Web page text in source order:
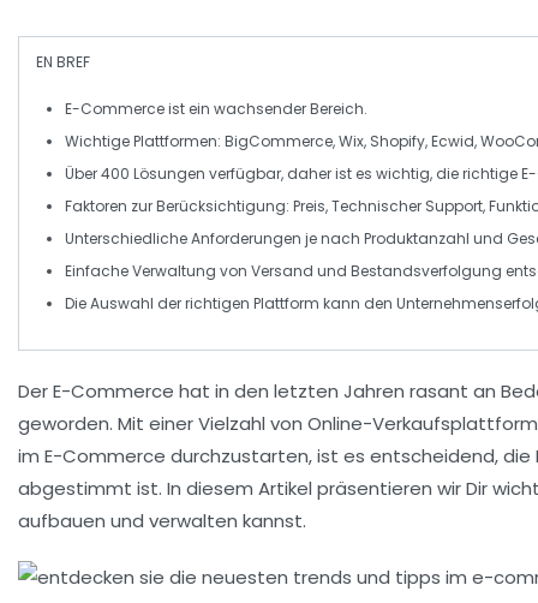
EN BREF
E-Commerceist ein wachsender Bereich.
Wichtige Plattformen: BigCommerce,Wix, Shopify,Ecwid,
Über 400 Lösungen verfügbar, daher ist es wichtig, die richtige
Faktoren zur Berücksichtigung: Preis,Technischer Support,
Unterschiedliche Anforderungen je nach Produktanzahl und
Einfache Verwaltung von Versand und Bestandsverfolgung
Die Auswahl derrichtigen Plattform kann den
DerE-Commerce hat in den letzten Jahren rasant an
geworden. Mit einer Vielzahl von Online-
im E-Commerce durchzustarten, ist es entscheidend,
abgestimmt ist. In diesem Artikel präsentieren wir Dir
aufbauen und verwalten kannst.